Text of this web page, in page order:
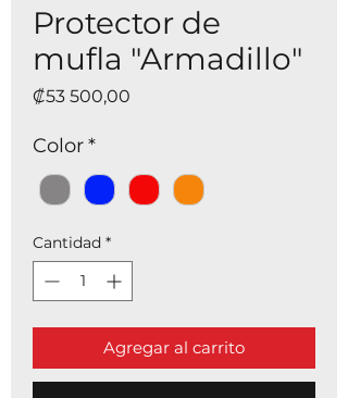
Protector de
mufla "Armadillo"
₡53 500,00
Color*
Cantidad *
Agregar al carrito